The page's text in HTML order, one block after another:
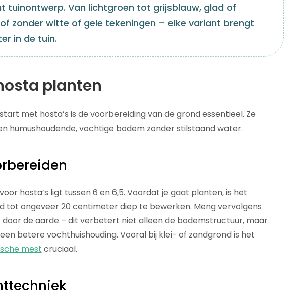
tuinontwerp. Van lichtgroen tot grijsblauw, glad of
zonder witte of gele tekeningen – elke variant brengt
in de tuin.
planten
met hosta’s is de voorbereiding van de grond essentieel. Ze
humushoudende, vochtige bodem zonder stilstaand water.
hosta’s ligt tussen 6 en 6,5. Voordat je gaat planten, is het
tot ongeveer 20 centimeter diep te bewerken. Meng vervolgens
de aarde – dit verbetert niet alleen de bodemstructuur, maar
betere vochthuishouding. Vooral bij klei- of zandgrond is het
mest cruciaal.